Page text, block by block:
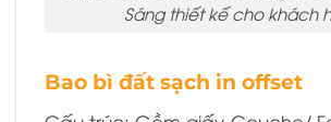
Sáng thiết kế cho khách
Bao bì đất sạch in offset